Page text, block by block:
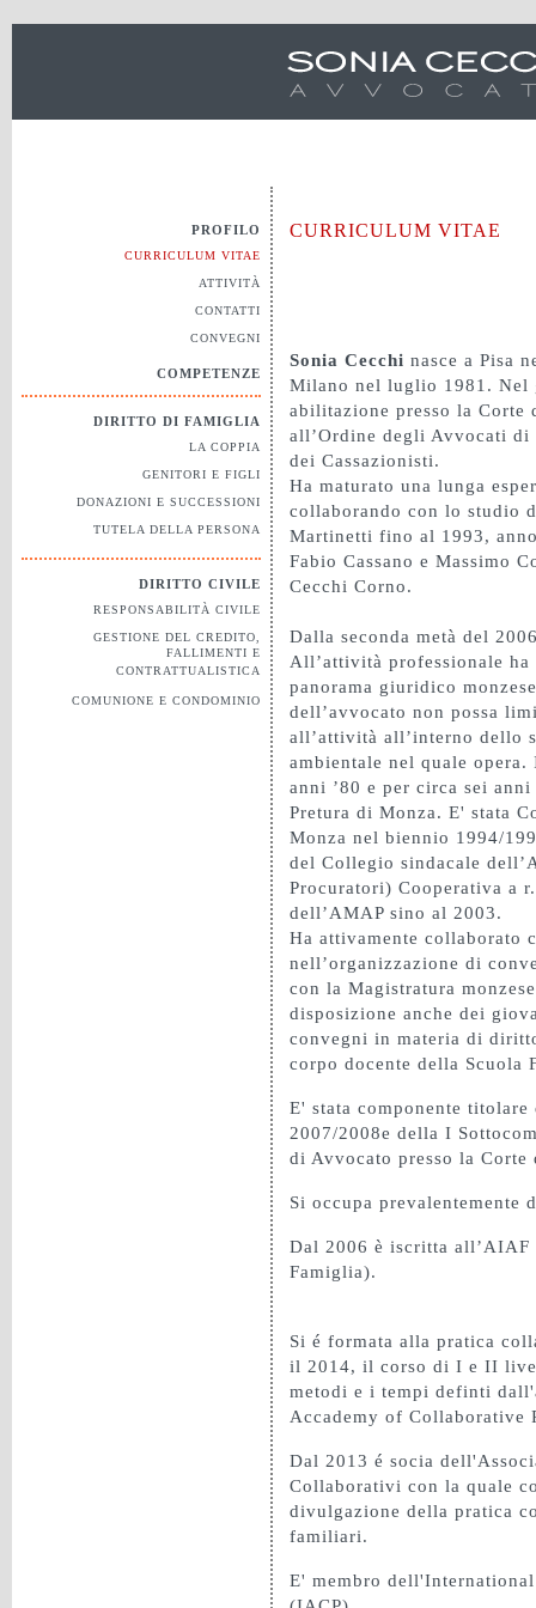
PROFILO
CURRICULUM VITAE
ATTIVITÀ
CONTATTI
CONVEGNI
COMPETENZE
DIRITTO DI FAMIGLIA
LA COPPIA
GENITORI E FIGLI
DONAZIONI E SUCCESSIONI
TUTELA DELLA PERSONA
DIRITTO CIVILE
RESPONSABILITÀ CIVILE
GESTIONE DEL CREDITO,
FALLIMENTI E
CONTRATTUALISTICA
COMUNIONE E CONDOMINIO
CURRICULUM VITAE
Sonia Cecchi nasce a Pisa
Milano nel luglio 1981. Nel
abilitazione presso la
all’Ordine degli Avvocati di
dei Cassazionisti.
Ha maturato una lunga
collaborando con lo studio
Martinetti fino al 1993,
Fabio Cassano e Massimo
Cecchi Corno.
Dalla seconda metà del
All’attività professionale ha
panorama giuridico
dell’avvocato non possa
all’attività all’interno dello
ambientale nel quale
anni ’80 e per circa sei
Pretura di Monza. E' stata
Monza nel biennio 1994/
del Collegio sindacale
Procuratori) Cooperativa a
dell’AMAP sino al 2003.
Ha attivamente collaborato
nell’organizzazione di
con la Magistratura
disposizione anche dei
convegni in materia di
corpo docente della Scuola
E' stata componente
2007/2008e della I
di Avvocato presso la
Si occupa
Dal 2006 è iscritta
Famiglia).
Si é formata alla pratica
il 2014, il corso di I e II
metodi e i tempi definti
Accademy of Collaborative
Dal 2013 é socia
Collaborativi con la quale
divulgazione della pratica
familiari.
E' membro